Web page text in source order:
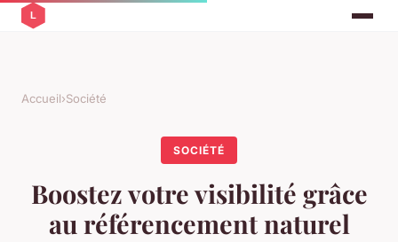
Accueil›Société
SOCIÉTÉ
Boostez votre visibilité grâce
au référencement naturel